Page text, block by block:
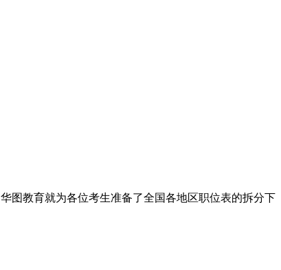
图教育就为各位考生准备了全国各地区职位表的拆分下